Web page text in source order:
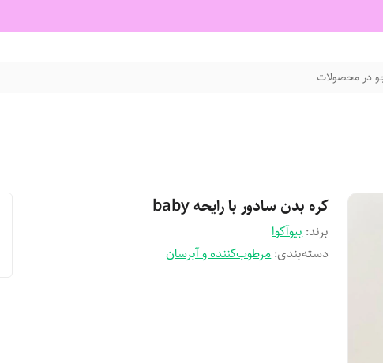
در محصولات
کره بدن سادور با رایحه baby
برند:بیوآکوا
دسته‌بندی:مرطوب‌کننده و آبرسان